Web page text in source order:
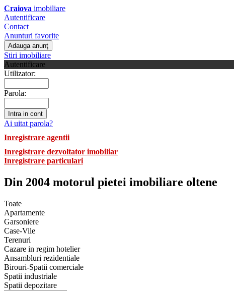
Craiova imobiliare
Autentificare
Contact
Anunturi favorite
Stiri imobiliare
Autentificare
Utilizator:
Parola:
Ai uitat parola?
Inregistrare agentii
Inregistrare dezvoltator imobiliar
Inregistrare particulari
Din 2004 motorul pietei imobiliare oltene
Toate
Apartamente
Garsoniere
Case-Vile
Terenuri
Cazare in regim hotelier
Ansambluri rezidentiale
Birouri-Spatii comerciale
Spatii industriale
Spatii depozitare